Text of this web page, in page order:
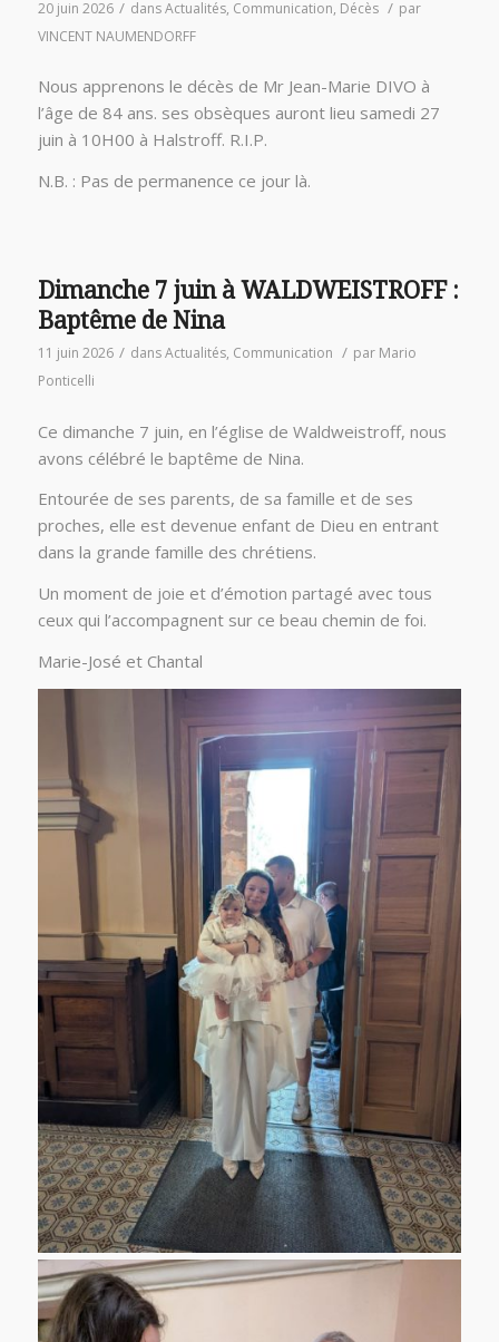
20 juin 2026 / dansActualités, Communication, Décès / par
VINCENT NAUMENDORFF
Nous apprenons le décès de Mr Jean-Marie DIVO à
l’âge de 84 ans. ses obsèques auront lieu samedi 27
juin à 10H00 à Halstroff. R.I.P.
N.B. : Pas de permanence ce jour là.
Dimanche 7 juin à WALDWEISTROFF :
Baptême de Nina
11 juin 2026 / dansActualités, Communication / par Mario
Ponticelli
Ce dimanche 7 juin, en l’église de Waldweistroff, nous
avons célébré le baptême de Nina.
Entourée de ses parents, de sa famille et de ses
proches, elle est devenue enfant de Dieu en entrant
dans la grande famille des chrétiens.
Un moment de joie et d’émotion partagé avec tous
ceux qui l’accompagnent sur ce beau chemin de foi.
Marie-José et Chantal